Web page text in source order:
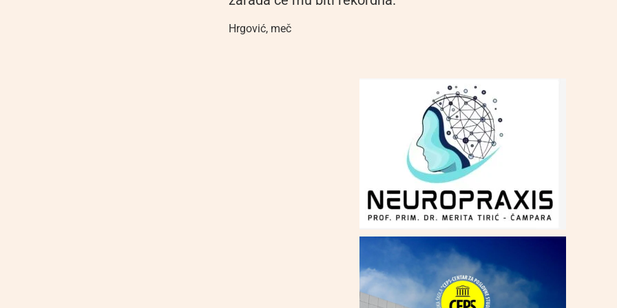
Hrgović, meč